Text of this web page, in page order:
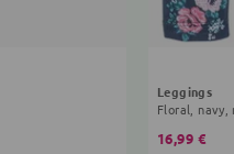
Leggings
Floral, navy,
16,99 €